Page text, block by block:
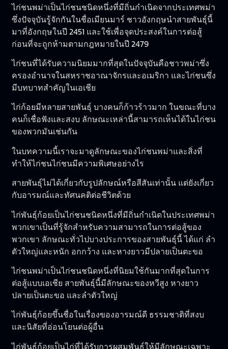
ไก่ชนพม่าเป็นไก่ชนชนิดหนึ่งที่มีถิ่นกำเนิดจากประเทศพม่า
ซึ่งปัจจุบันรู้จักกันในชื่อเมียนมาร์ ชาวอังกฤษนำสายพันธุ์นี้
มาที่อังกฤษในปี 2451 และใช้เพื่อจุดประสงค์ในการต่อสู้
ก่อนที่จะถูกห้ามตามกฎหมายในปี 2479
ไก่ชนที่ได้รับความนิยมมากที่สุดในปัจจุบันคือชาวพม่าซึ่ง
ครองอำนาจในสหราชอาณาจักรและอเมริกา และไก่ชนซึ่ง
มีบทบาทสำคัญในเอเชีย
ไก่ก้อยมีหลายสายพันธุ์ บางคนก็ก้าวร้าวมาก ในขณะที่บาง
คนก็เชื่อฟังและสงบ ลักษณะเหล่านี้สามารถเห็นได้ในไก่ชน
ของพวกมันเช่นกัน
ในบทความนี้เราจะมาดูลักษณะของไก่ชนพม่าและสิ่งที่
ทำให้ไก่ชนไก่ชนมีความพิเศษอย่างไร
สายพันธุ์ไม่ได้เกี่ยวกับรูปลักษณ์หรือสีสันเท่านั้น แต่ยังเกี่ยว
กับอารมณ์และทัศนคติต่อชีวิตด้วย
ไก่พันธุ์ก้อยเป็นไก่ชนชนิดหนึ่งที่มีถิ่นกำเนิดในประเทศพม่า
พวกเขาเป็นที่รู้จักสำหรับความสามารถในการต่อสู้ของ
พวกเขา ลักษณะทั่วไปบางประการของสายพันธุ์นี้ ได้แก่ ลำ
ตัวใหญ่และหนัก อกกว้าง และหางยาวมีปลายเป็นตะขอ
ไก่ชนพม่าเป็นไก่ชนชนิดหนึ่งที่นิยมใช้กันมากที่สุดในการ
ต่อสู้แบบเอเชีย สายพันธุ์นี้มีลักษณะของหวีสูง หางยาว
ปลายเป็นตะขอ และลำตัวใหญ่
ไก่พันธุ์ก้อยขึ้นชื่อในเรื่องของอารมณ์ดี ธรรมชาติที่สงบ
และนิสัยที่อ่อนโยนต่อผู้อื่น
ไก่พันธุ์ก้อยเป็นไก่ที่ได้รับการผสมพันธุ์ให้มีลักษณะเฉพาะ